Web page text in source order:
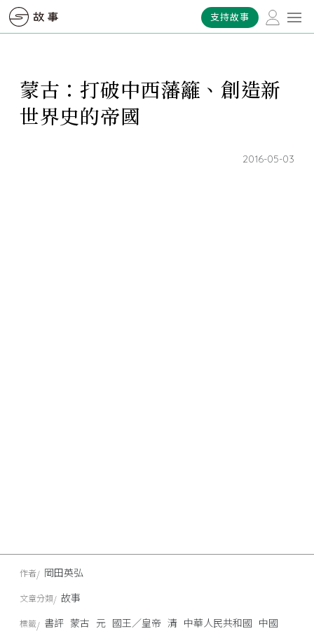
支持故事
蒙古：打破中西藩籬、創造新
世界史的帝國
2016-05-03
作者 岡田英弘
文章分類 故事
標籤 書評 蒙古 元 國王／皇帝 清 中華人民共和國 中國